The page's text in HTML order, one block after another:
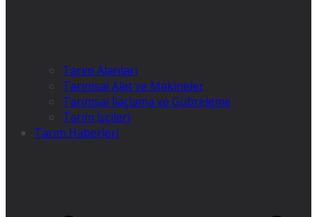
Tarım Alanları
Tarımsal Alet ve Makineler
Tarımsal İlaçlama ve Gübreleme
Tarım İşçileri
Tarım Haberleri